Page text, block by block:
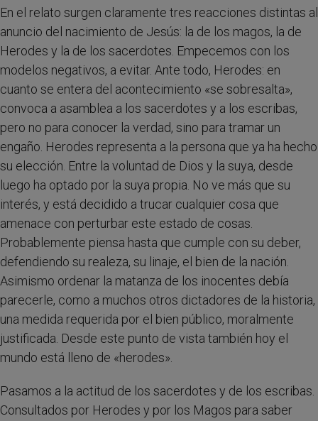
En el relato surgen claramente tres reacciones distintas al
anuncio del nacimiento de Jesús: la de los magos, la de
Herodes y la de los sacerdotes. Empecemos con los
modelos negativos, a evitar. Ante todo, Herodes: en
cuanto se entera del acontecimiento «se sobresalta»,
convoca a asamblea a los sacerdotes y a los escribas,
pero no para conocer la verdad, sino para tramar un
engaño. Herodes representa a la persona que ya ha hecho
su elección. Entre la voluntad de Dios y la suya, desde
luego ha optado por la suya propia. No ve más que su
interés, y está decidido a trucar cualquier cosa que
amenace con perturbar este estado de cosas.
Probablemente piensa hasta que cumple con su deber,
defendiendo su realeza, su linaje, el bien de la nación.
Asimismo ordenar la matanza de los inocentes debía
parecerle, como a muchos otros dictadores de la historia,
una medida requerida por el bien público, moralmente
justificada. Desde este punto de vista también hoy el
mundo está lleno de «herodes».
Pasamos a la actitud de los sacerdotes y de los escribas.
Consultados por Herodes y por los Magos para saber